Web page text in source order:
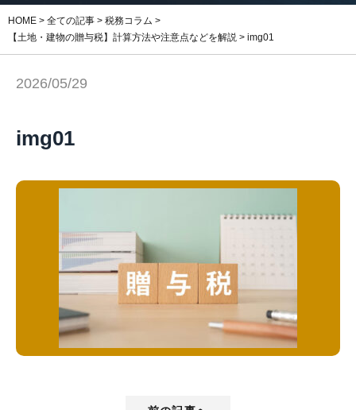
HOME > 全ての記事 > 税務コラム >
【土地・建物の贈与税】計算方法や注意点などを解説 > img01
2026/05/29
img01